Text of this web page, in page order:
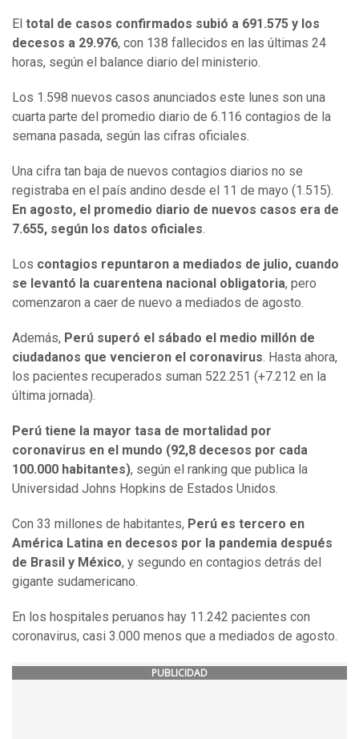
El total de casos confirmados subió a 691.575 y los
decesos a 29.976, con 138 fallecidos en las últimas 24
horas, según el balance diario del ministerio.
Los 1.598 nuevos casos anunciados este lunes son una
cuarta parte del promedio diario de 6.116 contagios de la
semana pasada, según las cifras oficiales.
Una cifra tan baja de nuevos contagios diarios no se
registraba en el país andino desde el 11 de mayo (1.515).
En agosto, el promedio diario de nuevos casos era de
7.655, según los datos oficiales.
Los contagios repuntaron a mediados de julio, cuando
se levantó la cuarentena nacional obligatoria, pero
comenzaron a caer de nuevo a mediados de agosto.
Además, Perú superó el sábado el medio millón de
ciudadanos que vencieron el coronavirus. Hasta ahora,
los pacientes recuperados suman 522.251 (+7.212 en la
última jornada).
Perú tiene la mayor tasa de mortalidad por
coronavirus en el mundo (92,8 decesos por cada
100.000 habitantes), según el ranking que publica la
Universidad Johns Hopkins de Estados Unidos.
Con 33 millones de habitantes, Perú es tercero en
América Latina en decesos por la pandemia después
de Brasil y México, y segundo en contagios detrás del
gigante sudamericano.
En los hospitales peruanos hay 11.242 pacientes con
coronavirus, casi 3.000 menos que a mediados de agosto.
PUBLICIDAD